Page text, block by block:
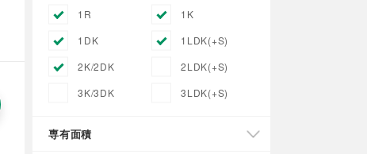
1R
1K
1DK
1LDK(+S)
2K/2DK
2LDK(+S)
3K/3DK
3LDK(+S)
専有面積